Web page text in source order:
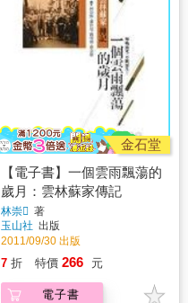
金石堂
【電子書】一個雲雨飄蕩的
歲月：雲林蘇家傳記
林崇 著
玉山社 出版
2011/09/30 出版
7 折 特價 266 元
電子書